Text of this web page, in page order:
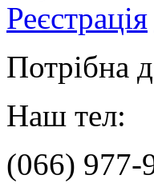
Реєстрація
Потрібна
Наш тел:
(066) 977-